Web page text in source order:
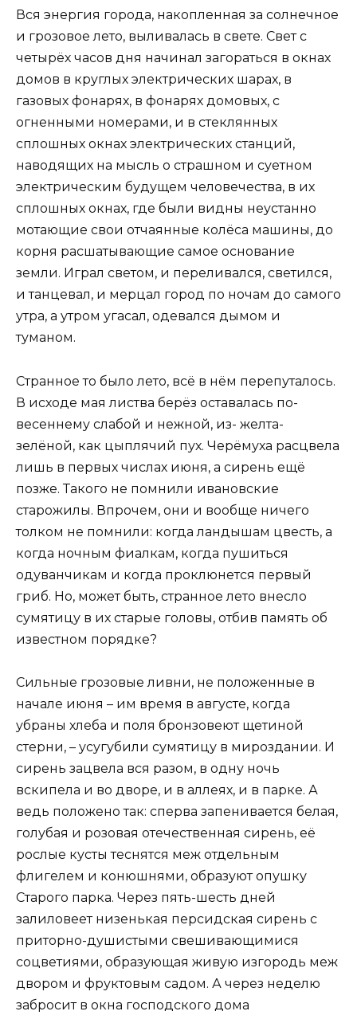
Вся энергия города, накопленная за солнечное
и грозовое лето, выливалась в свете. Свет с
четырёх часов дня начинал загораться в окнах
домов в круглых электрических шарах, в
газовых фонарях, в фонарях домовых, с
огненными номерами, и в стеклянных
сплошных окнах электрических станций,
наводящих на мысль о страшном и суетном
электрическим будущем человечества, в их
сплошных окнах, где были видны неустанно
мотающие свои отчаянные колёса машины, до
корня расшатывающие самое основание
земли. Играл светом, и переливался, светился,
и танцевал, и мерцал город по ночам до самого
утра, а утром угасал, одевался дымом и
туманом.
Странное то было лето, всё в нём перепуталось.
В исходе мая листва берёз оставалась по-
весеннему слабой и нежной, из- желта-
зелёной, как цыплячий пух. Черёмуха расцвела
лишь в первых числах июня, а сирень ещё
позже. Такого не помнили ивановские
старожилы. Впрочем, они и вообще ничего
толком не помнили: когда ландышам цвесть, а
когда ночным фиалкам, когда пушиться
одуванчикам и когда проклюнется первый
гриб. Но, может быть, странное лето внесло
сумятицу в их старые головы, отбив память об
известном порядке?
Сильные грозовые ливни, не положенные в
начале июня – им время в августе, когда
убраны хлеба и поля бронзовеют щетиной
стерни, – усугубили сумятицу в мироздании. И
сирень зацвела вся разом, в одну ночь
вскипела и во дворе, и в аллеях, и в парке. А
ведь положено так: сперва запенивается белая,
голубая и розовая отечественная сирень, её
рослые кусты теснятся меж отдельным
флигелем и конюшнями, образуют опушку
Старого парка. Через пять-шесть дней
залиловеет низенькая персидская сирень с
приторно-душистыми свешивающимися
соцветиями, образующая живую изгородь меж
двором и фруктовым садом. А через неделю
забросит в окна господского дома